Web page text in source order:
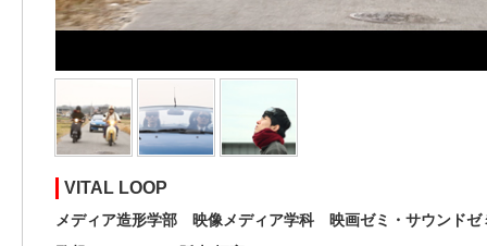
VITAL LOOP
メディア造形学部 映像メディア学科 映画ゼミ・サウンドゼ